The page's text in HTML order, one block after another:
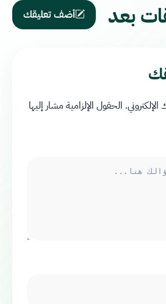
بعد أضف تعليقك
الحقول الإلزامية مشار إليها